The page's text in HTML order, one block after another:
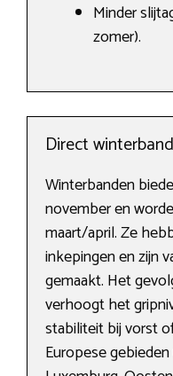
Minder
zomer).
Direct
Winterbanden
november en
maart/april. Ze
inkepingen en zijn
gemaakt. Het
verhoogt het
stabiliteit bij vorst
Europese